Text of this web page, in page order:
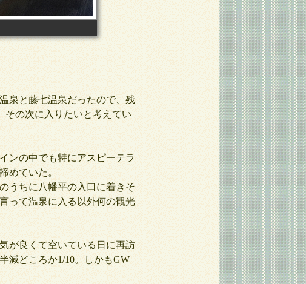
泉と藤七温泉だったので、残
その次に入りたいと考えてい
ンの中でも特にアスピーテラ
めていた。
うちに八幡平の入口に着きそ
って温泉に入る以外何の観光
が良くて空いている日に再訪
減どころか1/10。しかもGW